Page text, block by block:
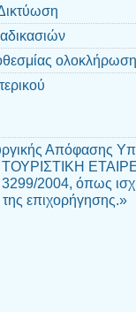
Απόφασης
2004, όπως
της επιχορήγησης.»